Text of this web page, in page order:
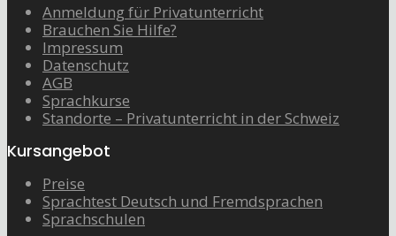
Anmeldung für Privatunterricht
Brauchen Sie Hilfe?
Impressum
Datenschutz
AGB
Sprachkurse
Standorte – Privatunterricht in der Schweiz
Kursangebot
Preise
Sprachtest Deutsch und Fremdsprachen
Sprachschulen